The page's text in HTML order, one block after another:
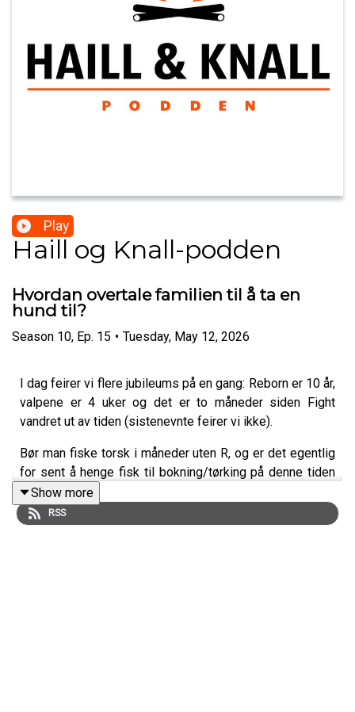
Play
Haill og Knall-podden
Hvordan overtale familien til å ta en
hund til?
Season 10, Ep. 15 • Tuesday, May 12, 2026
I dag feirer vi flere jubileums på en gang: Reborn er 10 år,
valpene er 4 uker og det er to måneder siden Fight
vandret ut av tiden (sistenevnte feirer vi ikke).
Bør man fiske torsk i måneder uten R, og er det egentlig
for sent å henge fisk til bokning/tørking på denne tiden
av året?
Vi svarer på lytterspørsmål om hemmelige fiskevann,
Show more
RSS